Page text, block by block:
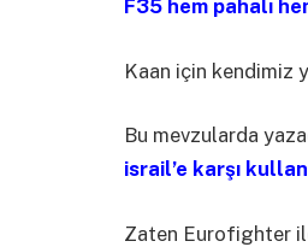
F35 hem pahalı
Kaan için kendimiz
Bu mevzularda
israil’e karşı
Zaten Eurofighter